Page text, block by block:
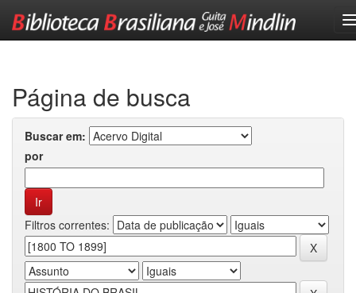
Página de busca
Buscar em:
por
Filtros correntes: